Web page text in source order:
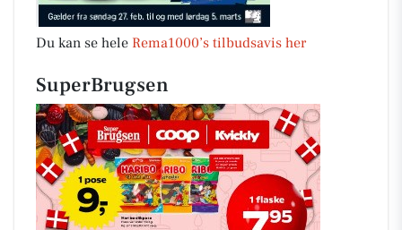
Du kan se hele Rema1000’s tilbudsavis her
SuperBrugsen